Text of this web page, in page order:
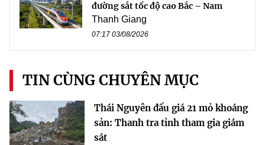
đường sắt tốc độ cao Bắc – Nam
Thanh Giang
07:17 03/08/2026
TIN CÙNG CHUYÊN MỤC
Thái Nguyên đấu giá 21 mỏ khoáng
sản: Thanh tra tỉnh tham gia giám
sát